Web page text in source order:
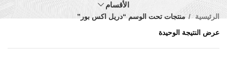
الأقسام
الرئيسية
منتجات تحت الوسم “دريل اكس بور”
عرض النتيجة الوحيدة